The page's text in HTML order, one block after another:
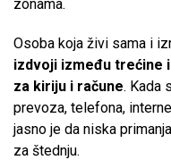
zonama.
Osoba koja živi sama i
izdvoji između trećine
za kiriju i račune. Kada
prevoza, telefona,
jasno je da niska
za štednju.